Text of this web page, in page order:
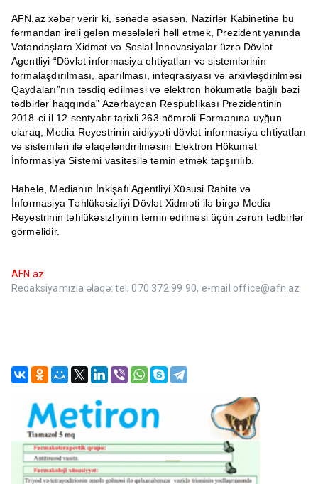
AFN.az xəbər verir ki, sənədə əsasən, Nazirlər Kabinetinə bu
fərmandan irəli gələn məsələləri həll etmək, Prezident yanında
Vətəndaşlara Xidmət və Sosial İnnovasiyalar üzrə Dövlət
Agentliyi “Dövlət informasiya ehtiyatları və sistemlərinin
formalaşdırılması, aparılması, inteqrasiyası və arxivləşdirilməsi
Qaydaları”nın təsdiq edilməsi və elektron hökumətlə bağlı bəzi
tədbirlər haqqında” Azərbaycan Respublikası Prezidentinin
2018-ci il 12 sentyabr tarixli 263 nömrəli Fərmanına uyğun
olaraq, Media Reyestrinin aidiyyəti dövlət informasiya ehtiyatları
və sistemləri ilə əlaqələndirilməsini Elektron Hökumət
İnformasiya Sistemi vasitəsilə təmin etmək tapşırılıb.
Habelə, Medianın İnkişafı Agentliyi Xüsusi Rabitə və
İnformasiya Təhlükəsizliyi Dövlət Xidməti ilə birgə Media
Reyestrinin təhlükəsizliyinin təmin edilməsi üçün zəruri tədbirlər
görməlidir.
AFN.az
Redaksiyamızla əlaqə: tel; 070 372 99 90, e-mail office@afn.az